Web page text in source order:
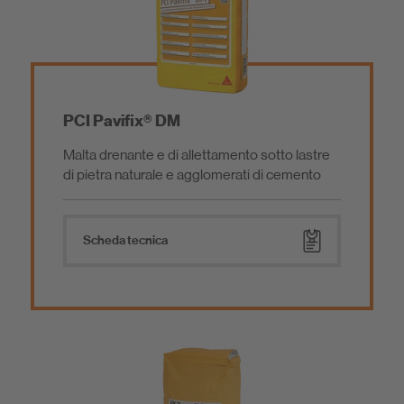
PCI Pavifix® DM
Malta drenante e di allettamento sotto lastre
di pietra naturale e agglomerati di cemento
Scheda tecnica